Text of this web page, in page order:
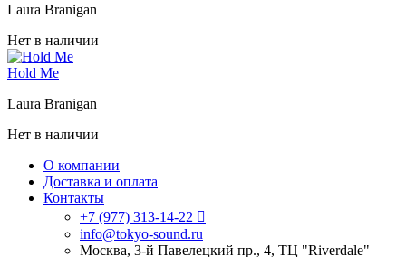
Laura Branigan
Нет в наличии
Hold Me
Laura Branigan
Нет в наличии
О компании
Доставка и оплата
Контакты
+7 (977) 313-14-22
info@tokyo-sound.ru
Москва, 3-й Павелецкий пр., 4, ТЦ "Riverdale"